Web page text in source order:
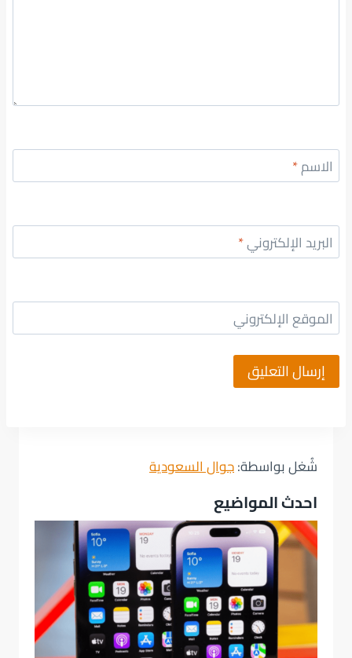
الاسم*
البريد الإلكتروني*
الموقع الإلكتروني
شُغل بواسطة:جوال السعودية
احدث المواضيع